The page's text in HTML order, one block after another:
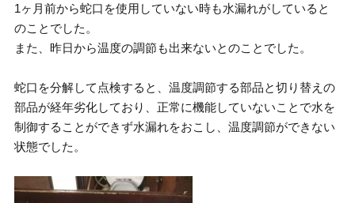
1ヶ月前から蛇口を使用していない時も水漏れがしていると
のことでした。
また、昨日から温度の調節も出来ないとのことでした。
蛇口を分解して点検すると、温度調節する部品と切り替えの
部品が経年劣化しており、正常に機能していないことで水を
制御することができず水漏れをおこし、温度調節ができない
状態でした。